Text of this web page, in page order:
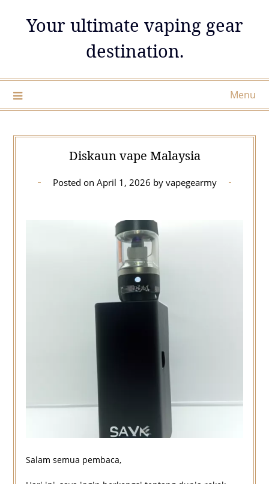
Your ultimate vaping gear
destination.
Menu
Diskaun vape Malaysia
Posted on April 1, 2026 by vapegearmy
Salam semua pembaca,